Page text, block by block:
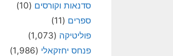
סדנאות וקורסים (10)
ספרים (11)
פוליטיקה (1,073)
פנחס יחזקאלי (1,986)